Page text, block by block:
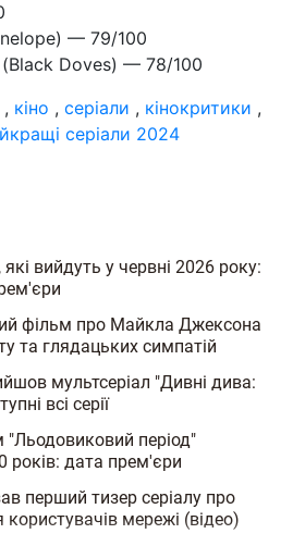
— 79/100
(Black Doves) — 78/100
, кіно , серіали , кінокритики ,
серіали 2024
які вийдуть у червні 2026 року:
фільм про Майкла Джексона
та глядацьких симпатій
мультсеріал "Дивні дива:
всі серії
"Льодовиковий період"
років: дата прем'єри
перший тизер серіалу про
користувачів мережі (відео)